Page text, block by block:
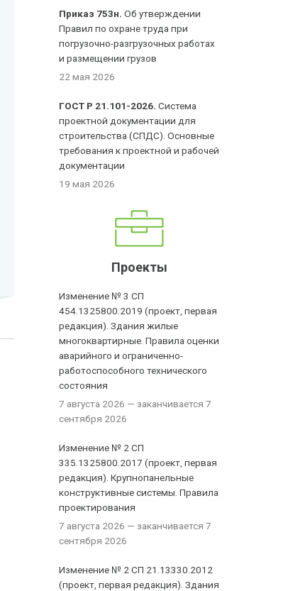
Приказ 753н. Об утверждении
Правил по охране труда при
погрузочно-разгрузочных работах
и размещении грузов
22 мая 2026
ГОСТ Р 21.101-2026. Система
проектной документации для
строительства (СПДС). Основные
требования к проектной и рабочей
документации
19 мая 2026
Проекты
Изменение № 3 СП
454.1325800.2019 (проект, первая
редакция). Здания жилые
многоквартирные. Правила оценки
аварийного и ограниченно-
работоспособного технического
состояния
7 августа 2026 — заканчивается 7
сентября 2026
Изменение № 2 СП
335.1325800.2017 (проект, первая
редакция). Крупнопанельные
конструктивные системы. Правила
проектирования
7 августа 2026 — заканчивается 7
сентября 2026
Изменение № 2 СП 21.13330.2012
(проект, первая редакция). Здания